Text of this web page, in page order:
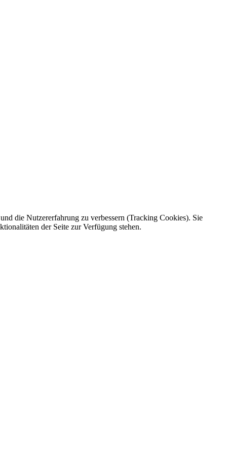
die Nutzererfahrung zu verbessern (Tracking Cookies). Sie
der Seite zur Verfügung stehen.